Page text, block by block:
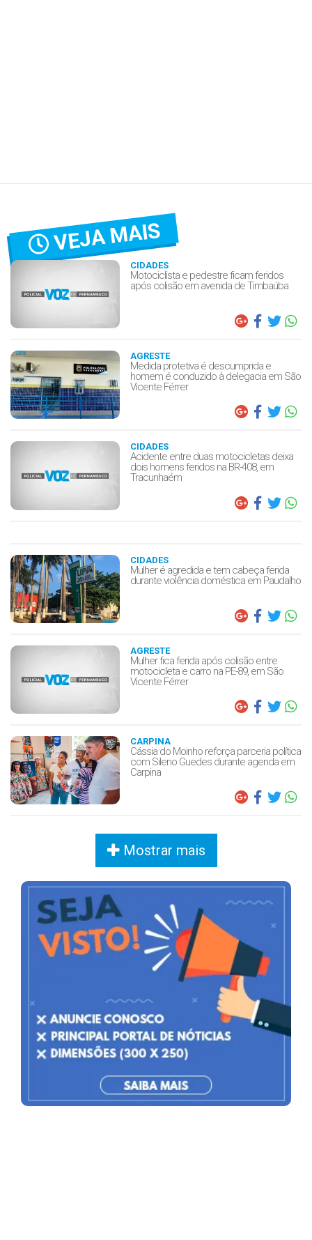
VEJA MAIS
CIDADES
Motociclista e pedestre ficam feridos
após colisão em avenida de Timbaúba
AGRESTE
Medida protetiva é descumprida e
homem é conduzido à delegacia em São
Vicente Férrer
CIDADES
Acidente entre duas motocicletas deixa
dois homens feridos na BR-408, em
Tracunhaém
CIDADES
Mulher é agredida e tem cabeça ferida
durante violência doméstica em Paudalho
AGRESTE
Mulher fica ferida após colisão entre
motocicleta e carro na PE-89, em São
Vicente Férrer
CARPINA
Cássia do Moinho reforça parceria política
com Sileno Guedes durante agenda em
Carpina
Mostrar mais